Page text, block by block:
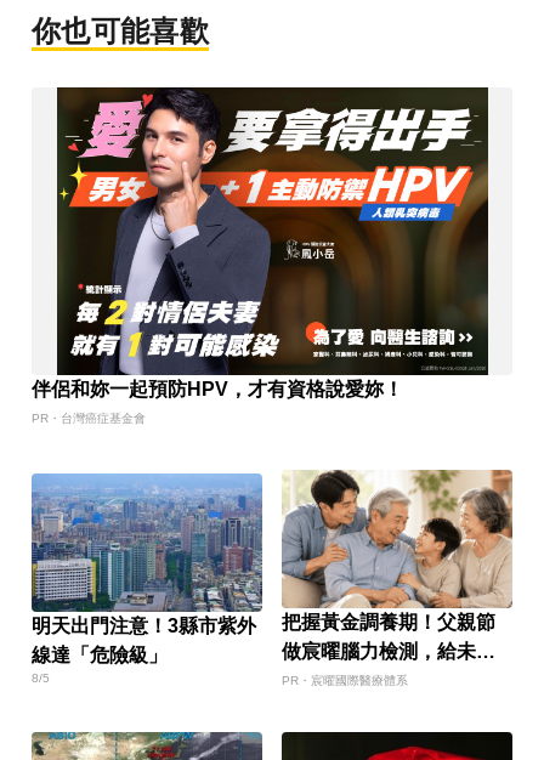
你也可能喜歡
伴侶和妳一起預防HPV，才有資格說愛妳！
PR・台灣癌症基金會
明天出門注意！3縣市紫外
線達「危險級」
8/5
把握黃金調養期！父親節
做宸曜腦力檢測，給未來
多一份安心
PR・宸曜國際醫療體系